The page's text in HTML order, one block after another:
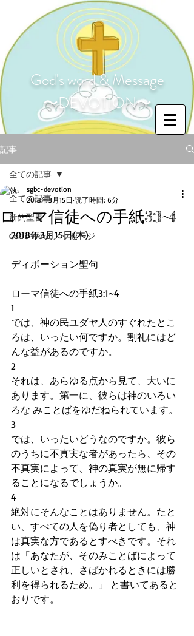
God's word & Message
〜DEVOTION〜
記事
全ての記事
新約聖書
God's Word メッセージ
全ての記事
ローマ信徒への手紙3:1~4
sgbc-devotion
2018年3月15日 読了時間: 6分
2018年3月15日(木)
ディボーション聖句
ローマ信徒への手紙3:1~4
1
では、神の民ユダヤ人のすぐれたとこ
ろは、いったい何ですか。割礼にはど
んな益があるのですか。
2
それは、あらゆる点から見て、大いに
あります。第一に、彼らは神のいろい
ろな みことばをゆだねられています。
3
では、いったいどうなのですか。彼ら
のうちに不真実な者があったら、その
不真実によって、神の真実が無に帰す
ることになるでしょうか。
4
絶対にそんなことはありません。たと
い、すべての人を偽り者としても、神
は真実な方であるとすべきです。それ
は「あなたが、そのみことばによって
正しいとされ、さばかれるときには勝
利を得られるため。」 と書いてあると
おりです。